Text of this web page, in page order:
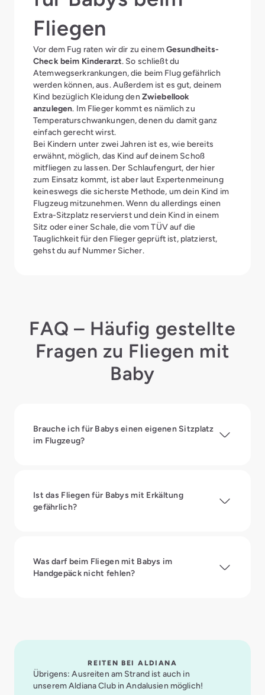
Fliegen
Vor dem Fug raten wir dir zu einemGesundheits-
Check beim Kinderarzt. So schließt du
Atemwegserkrankungen, die beim Flug gefährlich
werden können, aus. Außerdem ist es gut, deinem
Kind bezüglich Kleidung den Zwiebellook
anzulegen. Im Flieger kommt es nämlich zu
Temperaturschwankungen, denen du damit ganz
einfach gerecht wirst.
Bei Kindern unter zwei Jahren ist es, wie bereits
erwähnt, möglich, das Kind auf deinem Schoß
mitfliegen zu lassen. Der Schlaufengurt, der hier
zum Einsatz kommt, ist aber laut Expertenmeinung
keineswegs die sicherste Methode, um dein Kind im
Flugzeug mitzunehmen. Wenn du allerdings einen
Extra-Sitzplatz reservierst und dein Kind in einem
Sitz oder einer Schale, die vom TÜV auf die
Tauglichkeit für den Flieger geprüft ist, platzierst,
gehst du auf Nummer Sicher.
FAQ – Häufig gestellte
Fragen zu Fliegen mit
Baby
Brauche ich für Babys einen eigenen Sitzplatz
im Flugzeug?
Ist das Fliegen für Babys mit Erkältung
gefährlich?
Was darf beim Fliegen mit Babys im
Handgepäck nicht fehlen?
REITEN BEI ALDIANA
Übrigens: Ausreiten am Strand ist auch in
unserem Aldiana Club in Andalusien möglich!